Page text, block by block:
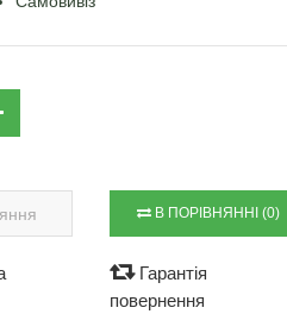
В ПОРІВНЯННІ (0)
Гарантія
повернення